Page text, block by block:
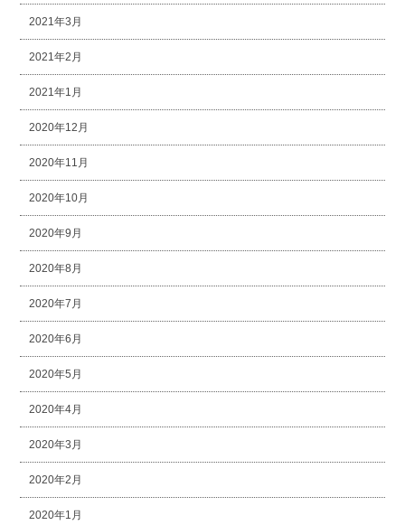
2021年3月
2021年2月
2021年1月
2020年12月
2020年11月
2020年10月
2020年9月
2020年8月
2020年7月
2020年6月
2020年5月
2020年4月
2020年3月
2020年2月
2020年1月